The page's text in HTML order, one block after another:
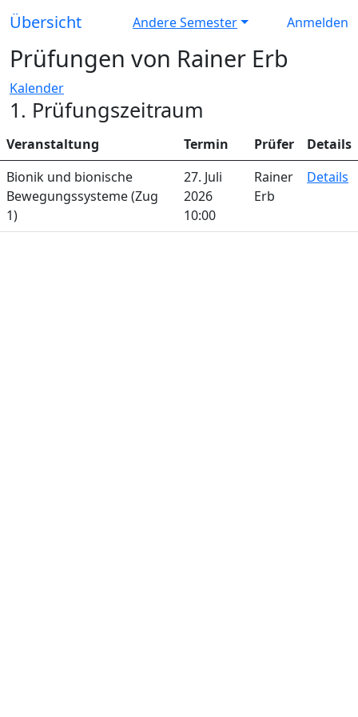
Übersicht Andere Semester Anmelden
Prüfungen von Rainer Erb
Kalender
1. Prüfungszeitraum
Veranstaltung Termin Prüfer
Details
Bionik und bionische
Bewegungssysteme (Zug
1)
27. Juli
2026
10:00
Rainer
Erb
Details